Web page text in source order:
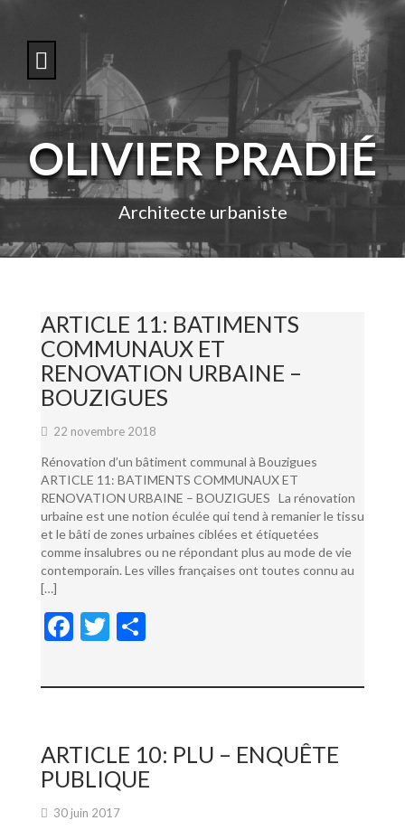
o
c
n
e
OLIVIER PRADIÉ
Architecte urbaniste
ARTICLE 11: BATIMENTS
COMMUNAUX ET
RENOVATION URBAINE –
BOUZIGUES
22 novembre 2018
Rénovation d’un bâtiment communal à Bouzigues
ARTICLE 11: BATIMENTS COMMUNAUX ET
RENOVATION URBAINE – BOUZIGUES La rénovation
urbaine est une notion éculée qui tend à remanier le tissu
et le bâti de zones urbaines ciblées et étiquetées
comme insalubres ou ne répondant plus au mode de vie
contemporain. Les villes françaises ont toutes connu au
[…]
F
e
o
o
k
T
itt ta
er
ARTICLE 10: PLU – ENQUÊTE
PUBLIQUE
30 juin 2017